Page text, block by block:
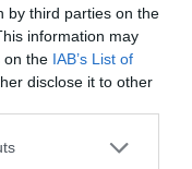
by third parties on the
information may
on the IAB’s List of
disclose it to other
or more Google